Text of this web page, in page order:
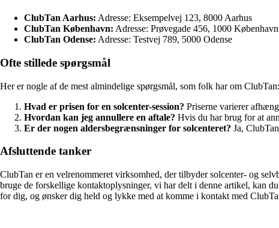
ClubTan Aarhus: Adresse: Eksempelvej 123, 8000 Aarhus
ClubTan København: Adresse: Prøvegade 456, 1000 København
ClubTan Odense: Adresse: Testvej 789, 5000 Odense
Ofte stillede spørgsmål
Her er nogle af de mest almindelige spørgsmål, som folk har om ClubTan:
Hvad er prisen for en solcenter-session? Priserne varierer
Hvordan kan jeg annullere en aftale? Hvis du har brug for at
Er der nogen aldersbegrænsninger for solcenteret? Ja,
Afsluttende tanker
ClubTan er en velrenommeret virksomhed, der tilbyder solcenter- og
bruge de forskellige kontaktoplysninger, vi har delt i denne artikel, kan
for dig, og ønsker dig held og lykke med at komme i kontakt med